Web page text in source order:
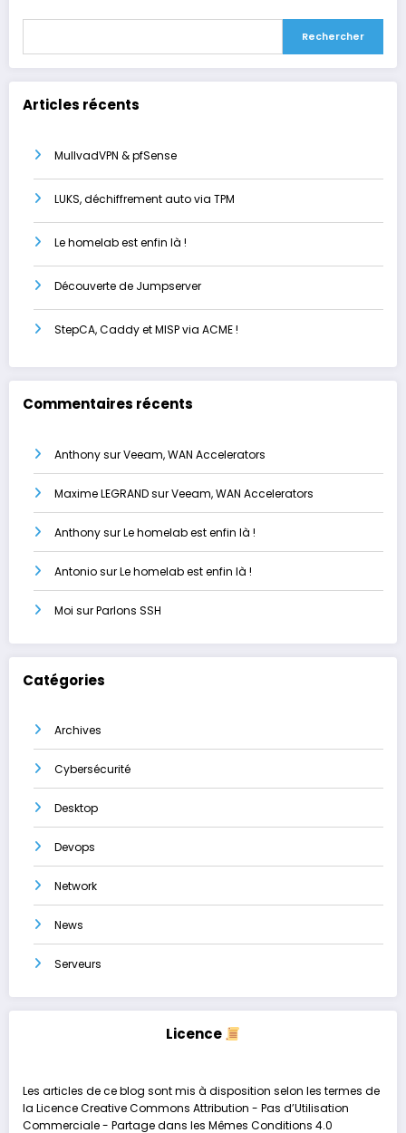
Rechercher
Articles récents
MullvadVPN & pfSense
LUKS, déchiffrement auto via TPM
Le homelab est enfin là !
Découverte de Jumpserver
StepCA, Caddy et MISP via ACME !
Commentaires récents
AnthonysurVeeam, WAN Accelerators
Maxime LEGRANDsurVeeam, WAN Accelerators
AnthonysurLe homelab est enfin là !
AntoniosurLe homelab est enfin là !
Moi surParlons SSH
Catégories
Archives
Cybersécurité
Desktop
Devops
Network
News
Serveurs
Licence
Les articles de ce blog sont mis à disposition selon les termes de
la Licence Creative Commons Attribution - Pas d’Utilisation
Commerciale - Partage dans les Mêmes Conditions 4.0